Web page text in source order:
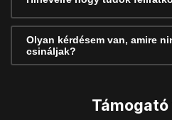
Olyan kérdésem van, amire
csináljak?